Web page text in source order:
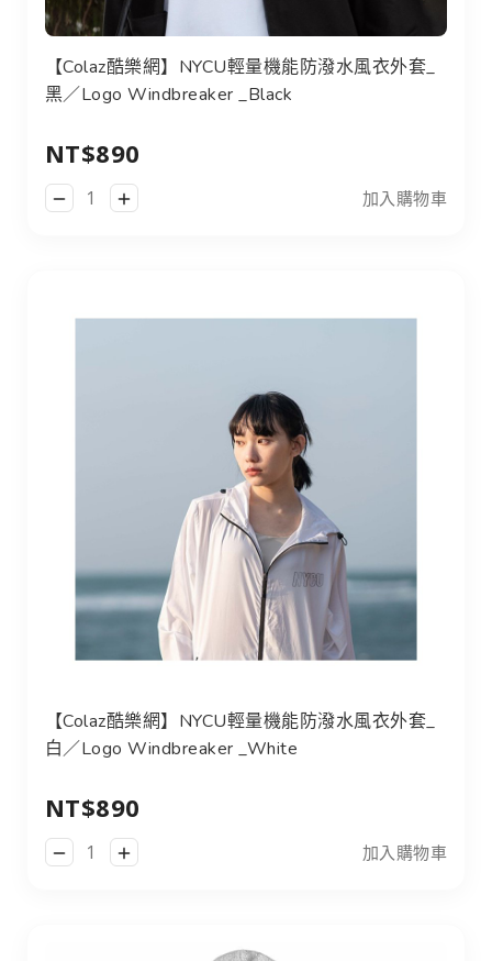
【Colaz酷樂網】NYCU輕量機能防潑水風衣外套_
黑／Logo Windbreaker _Black
NT$890
加入購物車
【Colaz酷樂網】NYCU輕量機能防潑水風衣外套_
白／Logo Windbreaker _White
NT$890
加入購物車